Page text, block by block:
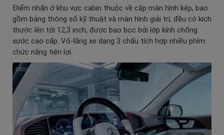
Điểm nhấn ở khu vực cabin thuộc về cặp màn hình kép, bao
gồm bảng thông số kỹ thuật và màn hình giải trí, đều có kích
thước lên tới 12,3 inch, được bao bọc bởi lớp kính chống
xước cao cấp. Vô-lăng xe dạng 3 chấu tích hợp nhiều phím
chức năng tiện lợi.